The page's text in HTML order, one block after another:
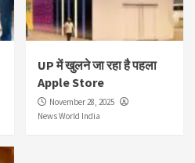
UP में खुलने जा रहा है पहला
Apple Store
November 28, 2025
News World India